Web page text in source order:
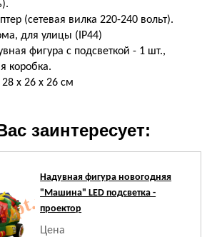
(сетевая вилка 220-240 вольт).
для улицы (IP44)
фигура с подсветкой - 1 шт.,
коробка.
х 26 х 26 см
заинтересует:
Надувная фигура новогодняя
"Машина" LED подсветка -
проектор
Цена